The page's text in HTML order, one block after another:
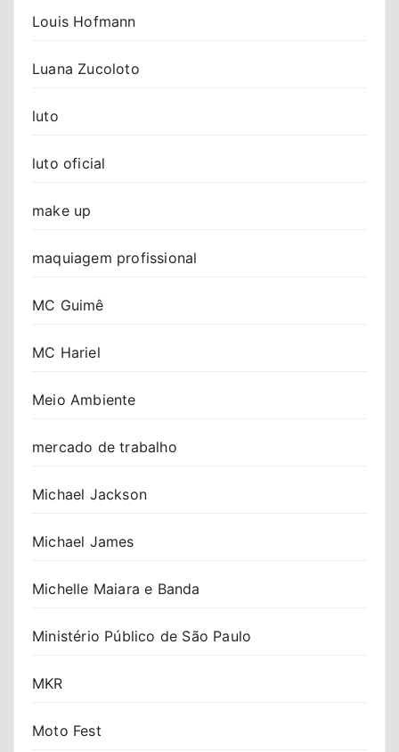
Louis Hofmann
Luana Zucoloto
luto
luto oficial
make up
maquiagem profissional
MC Guimê
MC Hariel
Meio Ambiente
mercado de trabalho
Michael Jackson
Michael James
Michelle Maiara e Banda
Ministério Público de São Paulo
MKR
Moto Fest